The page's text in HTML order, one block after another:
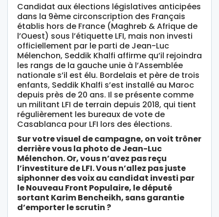
Candidat aux élections législatives anticipées
dans la 9ème circonscription des Français
établis hors de France (Maghreb & Afrique de
l’Ouest) sous l’étiquette LFI, mais non investi
officiellement par le parti de Jean-Luc
Mélenchon, Seddik Khalfi affirme qu’il rejoindra
les rangs de la gauche unie à l’Assemblée
nationale s’il est élu. Bordelais et père de trois
enfants, Seddik Khalfi s’est installé au Maroc
depuis près de 20 ans. Il se présente comme
un militant LFI de terrain depuis 2018, qui tient
régulièrement les bureaux de vote de
Casablanca pour LFI lors des élections.
Sur votre visuel de campagne, on voit trôner
derrière vous la photo de Jean-Luc
Mélenchon. Or, vous n’avez pas reçu
l’investiture de LFI. Vous n’allez pas juste
siphonner des voix au candidat investi par
le Nouveau Front Populaire, le député
sortant Karim Bencheikh, sans garantie
d’emporter le scrutin ?